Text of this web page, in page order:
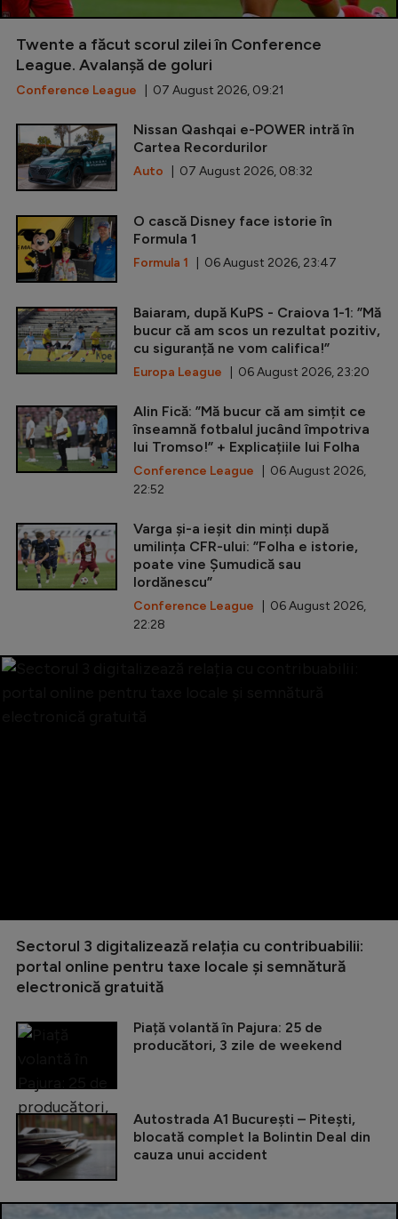
Twente a făcut scorul zilei în Conference
League. Avalanșă de goluri
Conference League | 07 August 2026, 09:21
Nissan Qashqai e-POWER intră în
Cartea Recordurilor
Auto | 07 August 2026, 08:32
O cască Disney face istorie în
Formula 1
Formula 1 | 06 August 2026, 23:47
Baiaram, după KuPS - Craiova 1-1: ”Mă
bucur că am scos un rezultat pozitiv,
cu siguranță ne vom califica!”
Europa League | 06 August 2026, 23:20
Alin Fică: ”Mă bucur că am simțit ce
înseamnă fotbalul jucând împotriva
lui Tromso!” + Explicațiile lui Folha
Conference League | 06 August 2026,
22:52
Varga și-a ieșit din minți după
umilința CFR-ului: ”Folha e istorie,
poate vine Șumudică sau
Iordănescu”
Conference League | 06 August 2026,
22:28
Sectorul 3 digitalizează relația cu contribuabilii:
portal online pentru taxe locale și semnătură
electronică gratuită
Piață volantă în Pajura: 25 de
producători, 3 zile de weekend
Autostrada A1 București – Pitești,
blocată complet la Bolintin Deal din
cauza unui accident